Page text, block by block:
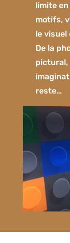
limite
motifs,
le visuel
De la
pictural,
reste…